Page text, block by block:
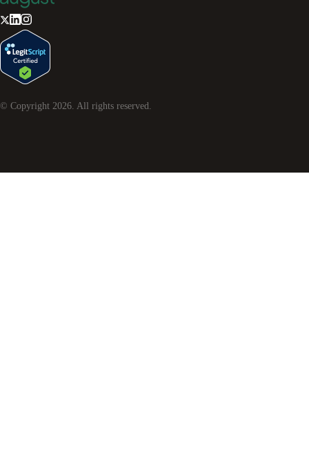
© Copyright 2026. All rights reserved.